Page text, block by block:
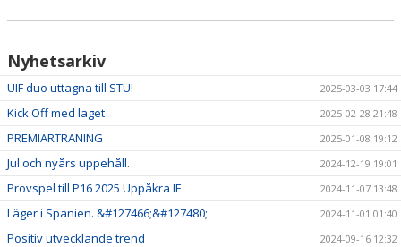
Nyhetsarkiv
UIF duo uttagna till STU! 2025-03-03 17:44
Kick Off med laget 2025-02-28 21:48
PREMIÄRTRÄNING 2025-01-08 19:12
Jul och nyårs uppehåll. 2024-12-19 19:01
Provspel till P16 2025 Uppåkra IF 2024-11-07 13:48
Läger i Spanien. &#127466;&#127480; 2024-11-01 01:40
Positiv utvecklande trend 2024-09-16 12:32